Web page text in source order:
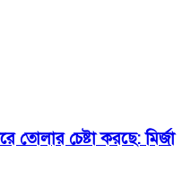
চেষ্টা করছে: মির্জা